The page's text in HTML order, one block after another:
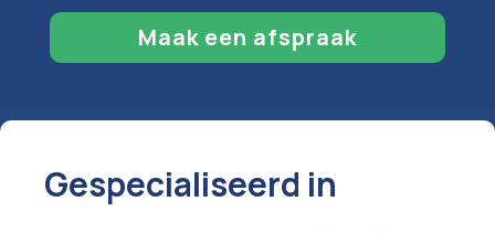
Maak een afspraak
Gespecialiseerd in